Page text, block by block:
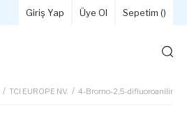
Giriş Yap Üye Ol Sepetim ()
TCI EUROPE NV. 4-Bromo-2,5-difluoroaniline